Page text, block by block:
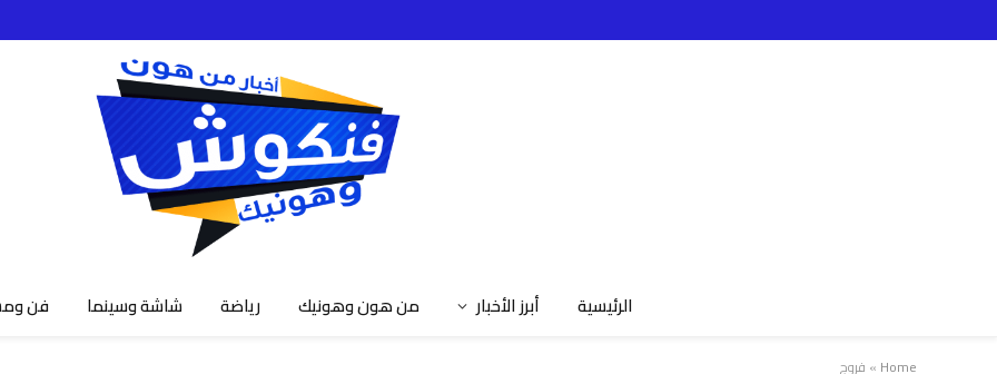
الرئيسية أبرز الأخبار من هون وهونيك رياضة شاشة وسينما فن
Home
» فروج